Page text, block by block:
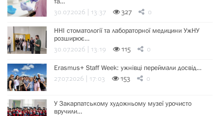
30.07.2026 | 13:37 327 0
ННІ стоматології та лабораторної медицини УжНУ
розширює…
30.07.2026 | 13:19 115 0
Erasmus+ Staff Week: ужнівці переймали досвід…
27.07.2026 | 17:03 153 0
У Закарпатському художньому музеї урочисто
вручили…